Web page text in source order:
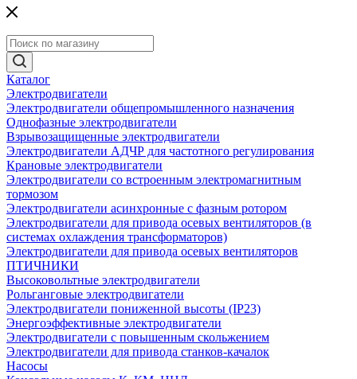
Каталог
Электродвигатели
Электродвигатели общепромышленного назначения
Однофазные электродвигатели
Взрывозащищенные электродвигатели
Электродвигатели АДЧР для частотного регулирования
Крановые электродвигатели
Электродвигатели со встроенным электромагнитным
тормозом
Электродвигатели асинхронные с фазным ротором
Электродвигатели для привода осевых вентиляторов (в
системах охлаждения трансформаторов)
Электродвигатели для привода осевых вентиляторов
ПТИЧНИКИ
Высоковольтные электродвигатели
Рольганговые электродвигатели
Электродвигатели пониженной высоты (IP23)
Энергоэффективные электродвигатели
Электродвигатели с повышенным скольжением
Электродвигатели для привода станков-качалок
Насосы